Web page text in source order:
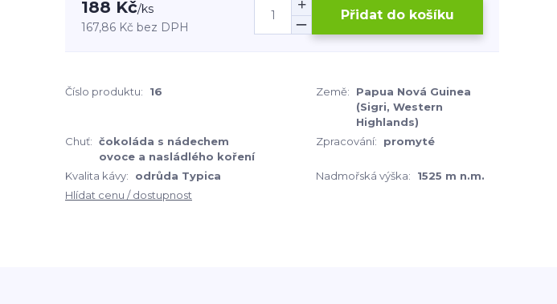
188 Kč/ks
167,86 Kč bez DPH
Přidat do košíku
Číslo produktu: 16 Země:
Papua Nová Guinea
(Sigri, Western
Highlands)
Chuť: čokoláda s nádechem
ovoce a nasládlého koření
Zpracování: promyté
Kvalita kávy: odrůda Typica Nadmořská výška:
1525 m n.m.
Hlídat cenu / dostupnost